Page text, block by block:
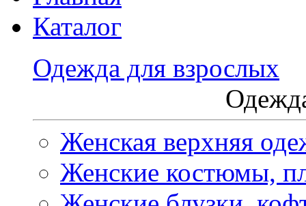
Каталог
Одежда для взрослых
Женская верхняя
Женские костюмы,